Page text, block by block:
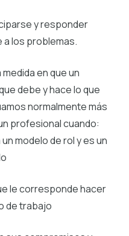
y responder
a los problemas.
medida en que un
debe y hace lo que
normalmente más
profesional cuando:
modelo de rol y es un
le corresponde hacer
de trabajo